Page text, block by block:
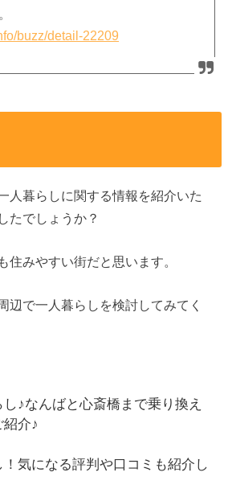
buzz/detail-22209
人暮らしに関する情報を紹介いた
たでしょうか？
住みやすい街だと思います。
辺で一人暮らしを検討してみてく
♪なんばと心斎橋まで乗り換え
介♪
気になる評判や口コミも紹介し